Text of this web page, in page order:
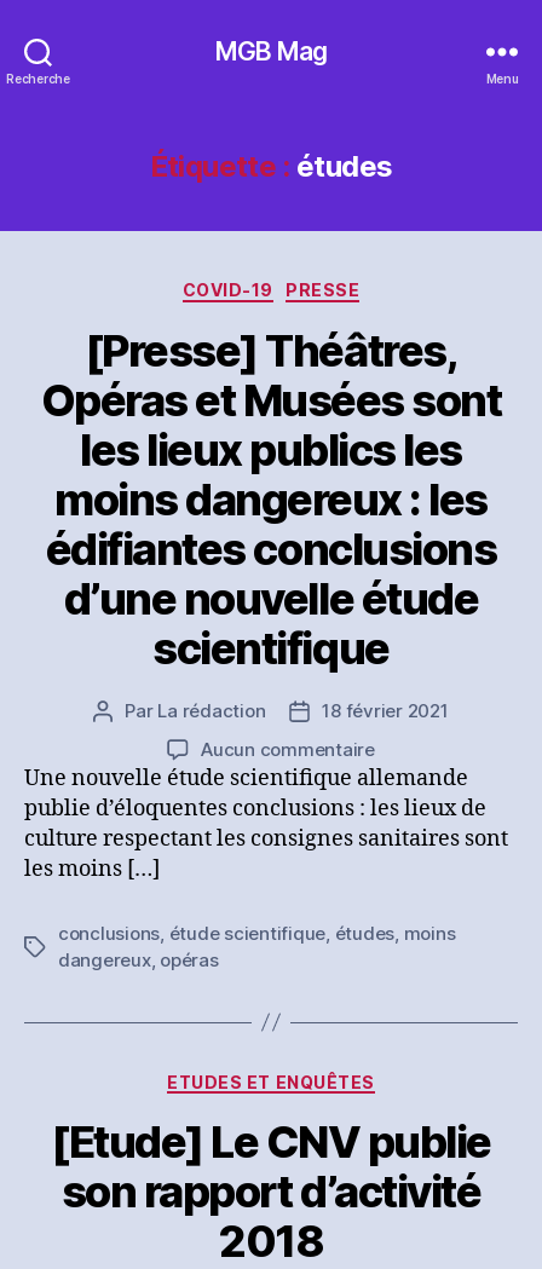
Recherche
MGB Mag
Menu
Étiquette : études
Catégories
COVID-19 PRESSE
[Presse] Théâtres,
Opéras et Musées sont
les lieux publics les
moins dangereux : les
édifiantes conclusions
d’une nouvelle étude
scientifique
Auteur
l’article
Par La rédaction
Date
l’article
18 février 2021
Aucun commentairesur
[Presse]
Théâtres,
Opéras
les
:
édifiantes
conclusions
d’une
Une nouvelle étude scientifique allemande
publie d’éloquentes conclusions : les lieux de
culture respectant les consignes sanitaires sont
les moins […]
Étiquettes
conclusions étude scientifique études moins
dangereux, opéras
Catégories
ETUDES ET ENQUÊTES
[Etude] Le CNV publie
son rapport d’activité
2018